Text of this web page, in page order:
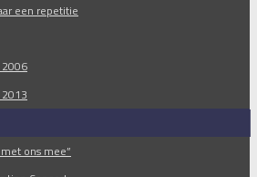
een repetitie
ons mee”